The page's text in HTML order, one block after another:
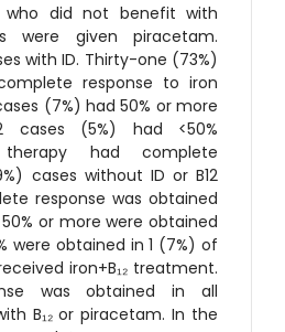
who did not benefit with
were given piracetam.
with ID. Thirty-one (73%)
response to iron
(7%) had 50% or more
cases (5%) had <50%
had complete
cases without ID or B12
response was obtained
or more were obtained
were obtained in 1 (7%) of
iron+B₁₂ treatment.
was obtained in all
B₁₂ or piracetam. In the